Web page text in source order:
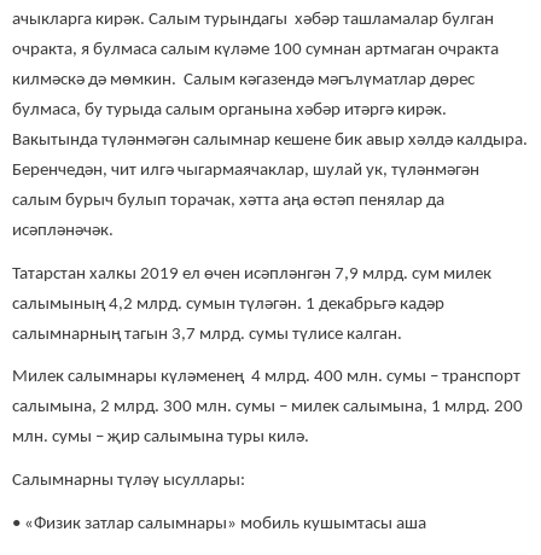
ачыкларга кирәк. Салым турындагы хәбәр ташламалар булган
очракта, я булмаса салым күләме 100 сумнан артмаган очракта
килмәскә дә мөмкин. Салым кәгазендә мәгълүматлар дөрес
булмаса, бу турыда салым органына хәбәр итәргә кирәк.
Вакытында түләнмәгән салымнар кешене бик авыр хәлдә калдыра.
Беренчедән, чит илгә чыгармаячаклар, шулай ук, түләнмәгән
салым бурыч булып торачак, хәтта аңа өстәп пенялар да
исәпләнәчәк.
Татарстан халкы 2019 ел өчен исәпләнгән 7,9 млрд. сум милек
салымының 4,2 млрд. сумын түләгән. 1 декабрьгә кадәр
салымнарның тагын 3,7 млрд. сумы түлисе калган.
Милек салымнары күләменең 4 млрд. 400 млн. сумы – транспорт
салымына, 2 млрд. 300 млн. сумы – милек салымына, 1 млрд. 200
млн. сумы – җир салымына туры килә.
Салымнарны түләү ысуллары:
• «Физик затлар салымнары» мобиль кушымтасы аша